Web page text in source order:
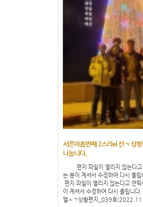
서른아홉번째 2스라el 선ㄱ 상
나눕니다.
편지 파일이 열리지 않는다고
는 분이 계셔서 수정하여 다시 올
편지 파일이 열리지 않는다고 연락
이 계셔서 수정하여 다시 올립니
엘ㅅㄱ상황편지_039호